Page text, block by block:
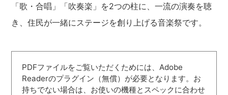
「歌・合唱」「吹奏楽」を2つの柱に、一流の演奏を聴
き、住民が一緒にステージを創り上げる音楽祭です。
PDFファイルをご覧いただくためには、Adobe
Readerのプラグイン（無償）が必要となります。お
持ちでない場合は、お使いの機種とスペックに合わせ